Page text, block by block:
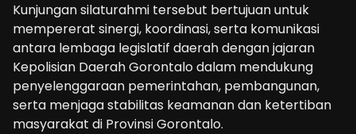
Kunjungan silaturahmi tersebut bertujuan untuk
mempererat sinergi, koordinasi, serta komunikasi
antara lembaga legislatif daerah dengan jajaran
Kepolisian Daerah Gorontalo dalam mendukung
penyelenggaraan pemerintahan, pembangunan,
serta menjaga stabilitas keamanan dan ketertiban
masyarakat di Provinsi Gorontalo.